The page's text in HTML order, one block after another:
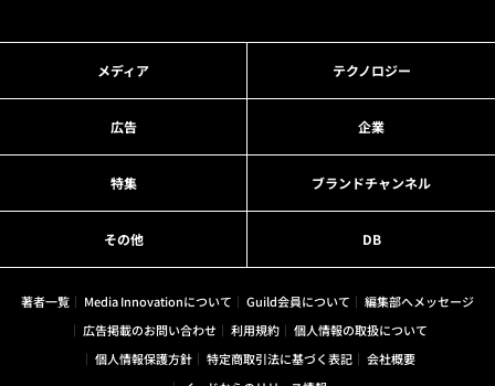
メディア テクノロジー
広告 企業
特集 ブランドチャンネル
その他 DB
著者一覧 Media Innovationについて Guild会員について
編集部へメッセージ
広告掲載のお問い合わせ
利用規約
個人情報の取扱について
個人情報保護方針
特定商取引法に基づく表記
会社概要